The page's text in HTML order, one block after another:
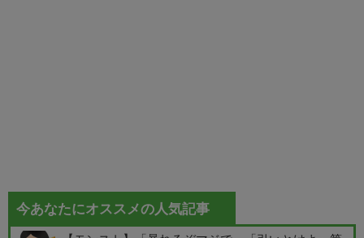
今あなたにオススメの人気記事